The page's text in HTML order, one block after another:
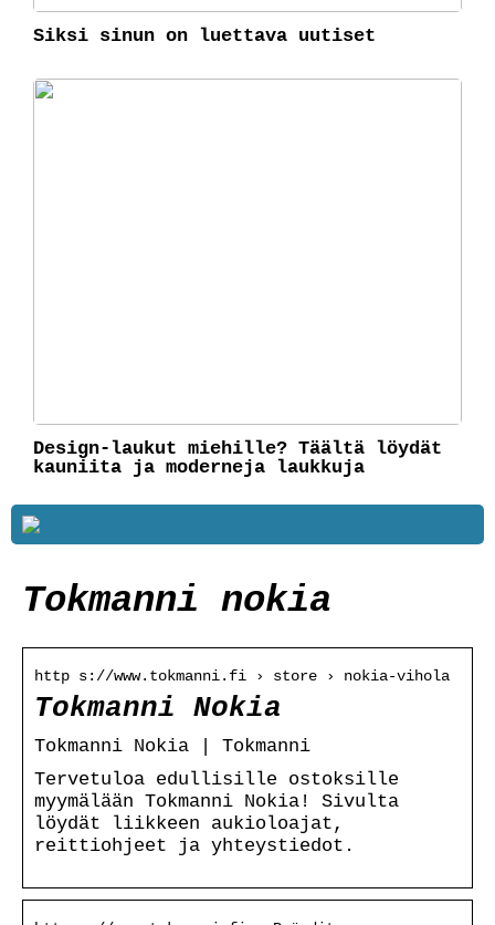
Siksi sinun on luettava uutiset
Design-laukut miehille? Täältä löydät
kauniita ja moderneja laukkuja
Tokmanni nokia
http s://www.tokmanni.fi › store › nokia-vihola
Tokmanni Nokia
Tokmanni Nokia | Tokmanni
Tervetuloa edullisille ostoksille
myymälään Tokmanni Nokia! Sivulta
löydät liikkeen aukioloajat,
reittiohjeet ja yhteystiedot.